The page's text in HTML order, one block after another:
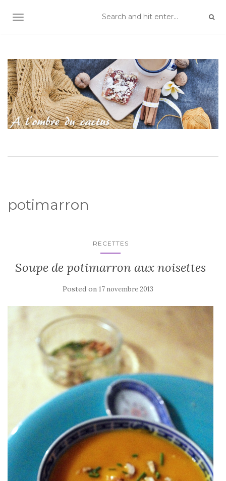
TOGGLE NAVIGATION
potimarron
RECETTES
Soupe de potimarron aux noisettes
Posted on 17 novembre 2013